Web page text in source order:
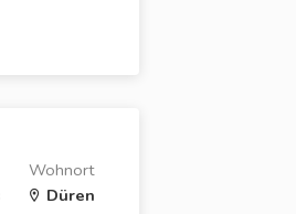
Wohnort
Düren